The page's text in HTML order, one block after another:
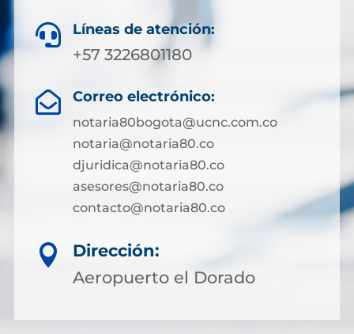
 Líneas de atención:
+57 3226801180
 Correo electrónico:
notaria80bogota@ucnc.com.co
notaria@notaria80.co
djuridica@notaria80.co
asesores@notaria80.co
contacto@notaria80.co ​

Dirección:
Aeropuerto el Dorado